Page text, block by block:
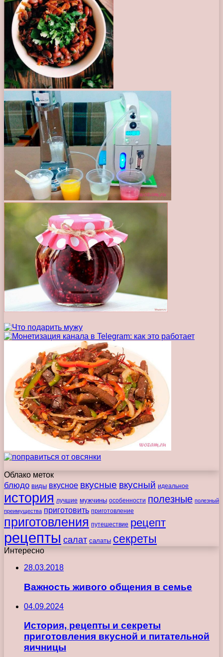
Облако меток
блюдо виды вкусное вкусные вкусный идеальное
история лучшие мужчины особенности полезные полезный
преимущества приготовить приготовление
приготовления путешествие рецепт
рецепты салат салаты секреты
Интересно
28.03.2018
Важность живого общения в семье
04.09.2024
История, рецепты и секреты
приготовления вкусной и питательной
яичницы